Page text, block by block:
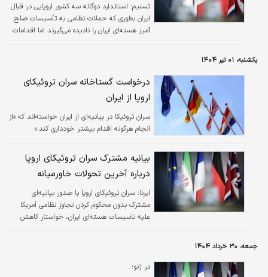
تسنیم: استاندارد دوگانه سه کشور اروپایی در قبال
ایران بطوری که حملات نظامی به تأسیسات صلح
آمیز هسته‌ای ایران را نادیده می‌گیرند اما اقدامات
یکشنبه، ۰۱ تیر ۱۴۰۴
درخواست گستاخانه سران تروئیکای
اروپا از ایران
سران تروئیکا در بیانیه‌ای از ایران خواسته‌اند که «از
انجام هرگونه اقدام بیشتر خودداری کند.»
بیانیه مشترک سران تروئیکای اروپا
درباره آخرین تحولات خاورمیانه
ایرنا: سران تروئیکای اروپا با صدور بیانیه‌ای
مشترک بدون محکوم کردن تجاوز نظامی آمریکا
علیه تاسیسات هسته‌ای ایران، خواستار کاهش
جمعه، ۳۰ خرداد ۱۴۰۴
در ژنو؛